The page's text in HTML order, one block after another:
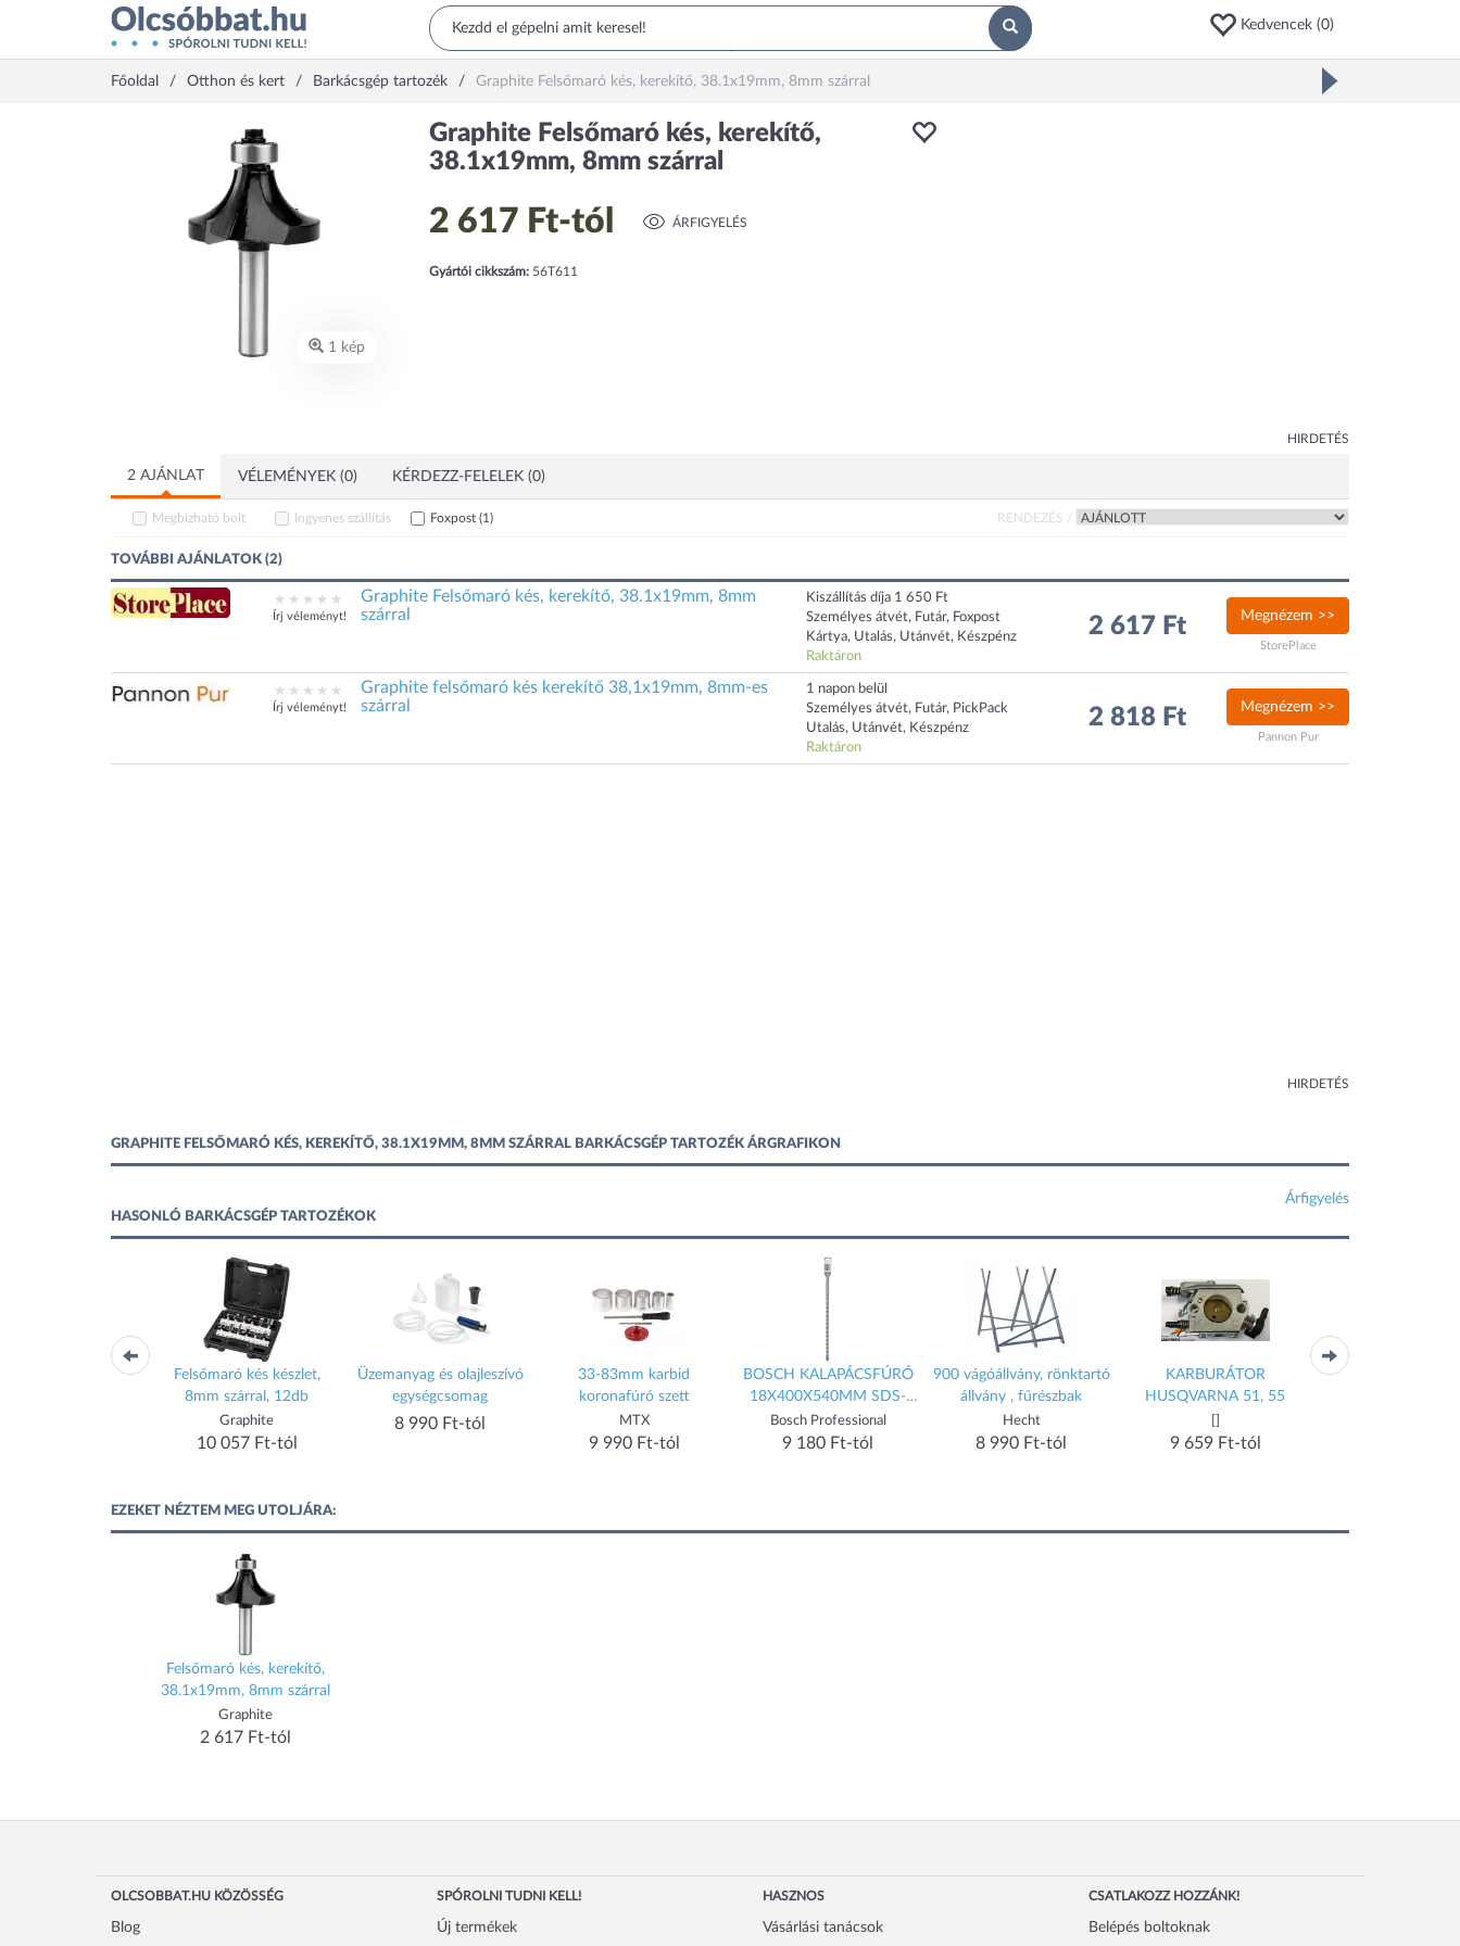
Kedvencek (0)
Főoldal Otthon és kert Barkácsgép tartozék Graphite Felsőmaró kés, kerekítő, 38.1x19mm, 8mm szárral
1 kép
Graphite Felsőmaró kés, kerekítő,
38.1x19mm, 8mm szárral
2 617 Ft-tól ÁRFIGYELÉS
Gyártói cikkszám:56T611
HIRDETÉS
2 AJÁNLAT VÉLEMÉNYEK (0) KÉRDEZZ-FELELEK (0)
Megbízható bolt Ingyenes szállítás Foxpost (1) RENDEZÉS /
TOVÁBBI AJÁNLATOK (2)
Írj véleményt!
Graphite Felsőmaró kés, kerekítő, 38.1x19mm, 8mm
szárral
Kiszállítás díja 1 650 Ft
Személyes átvét, Futár, Foxpost
Kártya, Utalás, Utánvét, Készpénz
Raktáron
2 617 Ft Megnézem >>
StorePlace
Írj véleményt!
Graphite felsőmaró kés kerekítő 38,1x19mm, 8mm-es
szárral
1 napon belül
Személyes átvét, Futár, PickPack
Utalás, Utánvét, Készpénz
Raktáron
2 818 Ft Megnézem >>
Pannon Pur
HIRDETÉS
GRAPHITE FELSŐMARÓ KÉS, KEREKÍTŐ, 38.1X19MM, 8MM SZÁRRAL BARKÁCSGÉP TARTOZÉK ÁRGRAFIKON
Árfigyelés
HASONLÓ BARKÁCSGÉP TARTOZÉKOK
kés készlet,
Felsőmaró kés készlet,
8mm szárral, 12db
Graphite
10 057 Ft-tól
Üzemanyag és olajleszívó
egységcsomag
8 990 Ft-tól
33-83mm karbid
koronafúró szett
MTX
9 990 Ft-tól
BOSCH KALAPÁCSFÚRÓ
18X400X540MM SDS-
MAX-4
Bosch Professional
9 180 Ft-tól
900 vágóállvány, rönktartó
állvány , fűrészbak
Hecht
8 990 Ft-tól
KARBURÁTOR
HUSQVARNA 51, 55
9 659 Ft-tól
kárpitfej (2.885-
EZEKET NÉZTEM MEG UTOLJÁRA:
Felsőmaró kés, kerekítő,
38.1x19mm, 8mm szárral
Graphite
2 617 Ft-tól
OLCSOBBAT.HU KÖZÖSSÉG
Blog
SPÓROLNI TUDNI KELL!
Új termékek
HASZNOS
Vásárlási tanácsok
CSATLAKOZZ HOZZÁNK!
Belépés boltoknak